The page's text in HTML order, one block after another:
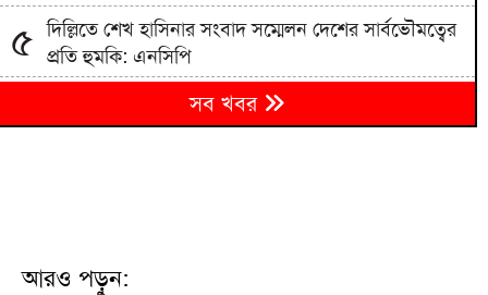
৫ দিল্লিতে শেখ হাসিনার সংবাদ সম্মেলন দেশের সার্বভৌমত্বের
প্রতি হুমকি: এনসিপি
বিএনপিতে রাষ্ট্রপতি নির্বাচন ঘিরে নানা সমীকরণ, সিদ্ধান্ত
নেবেন তারেক রহমান
অপরাধে জড়িত গ্রেপ্তার ৪৩
সব খবর
আরও পড়ুন: